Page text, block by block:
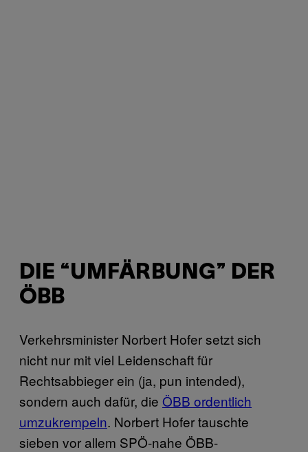
DIE “UMFÄRBUNG” DER
ÖBB
Verkehrsminister Norbert Hofer setzt sich
nicht nur mit viel Leidenschaft für
Rechtsabbieger ein (ja, pun intended),
sondern auch dafür, die ÖBB ordentlich
umzukrempeln. Norbert Hofer tauschte
sieben vor allem SPÖ-nahe ÖBB-